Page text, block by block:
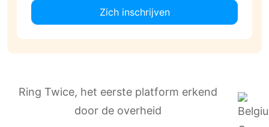
Zich inschrijven
Ring Twice, het eerste platform erkend
door de overheid